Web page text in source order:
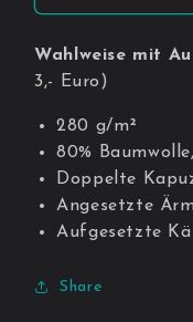
Wahlweise mit
3,- Euro)
280 g/m²
80%
Doppelte
Angesetzte
Aufgesetzte
Share